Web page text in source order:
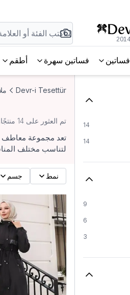
فساتين فساتين سهرة أطقم
14
14
9
6
3
Devr-i Tesettür
تم العثور على 14 منتجًا.
تعد مجموعة معاطف
لتناسب مختلف
نمط جسم